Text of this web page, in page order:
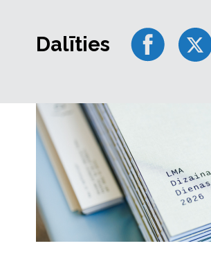
Pirmajiem 100 agrīnajiem
Dalīties